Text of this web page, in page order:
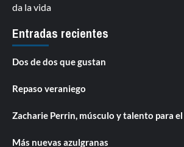
da la vida
Entradas recientes
Dos de dos que gustan
Repaso veraniego
Zacharie Perrin, músculo y talento para
Más nuevas azulgranas